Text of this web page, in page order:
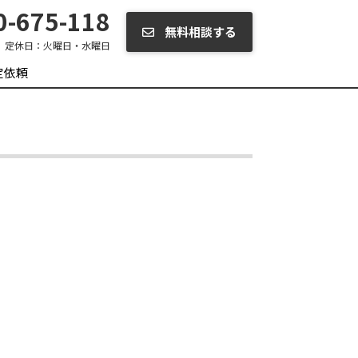
675-118
定休日： 火曜日・水曜日
無料相談する
依頼